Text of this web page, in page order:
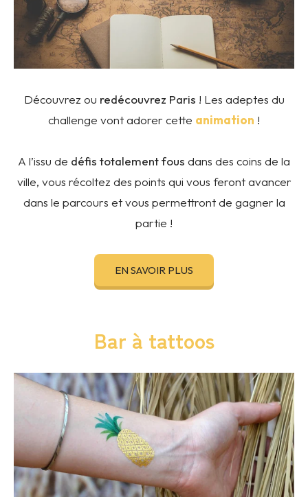
Découvrez ou redécouvrez Paris ! Les adeptes du
challenge vont adorer cette animation !
A l’issu de défis totalement fous dans des coins de la
ville, vous récoltez des points qui vous feront avancer
dans le parcours et vous permettront de gagner la
partie !
EN SAVOIR PLUS
Bar à tattoos